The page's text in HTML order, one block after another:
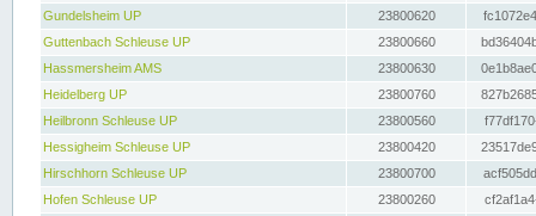
Gundelsheim UP
23800620
Guttenbach Schleuse UP
23800660
Hassmersheim AMS
23800630
Heidelberg UP
23800760
Heilbronn Schleuse UP
23800560
Hessigheim Schleuse UP
23800420
Hirschhorn Schleuse UP
23800700
Hofen Schleuse UP
23800260